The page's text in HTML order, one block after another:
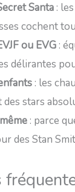
Santa :
cochent
ou EVG :
délirantes
: les
stars
: parce
des Stan